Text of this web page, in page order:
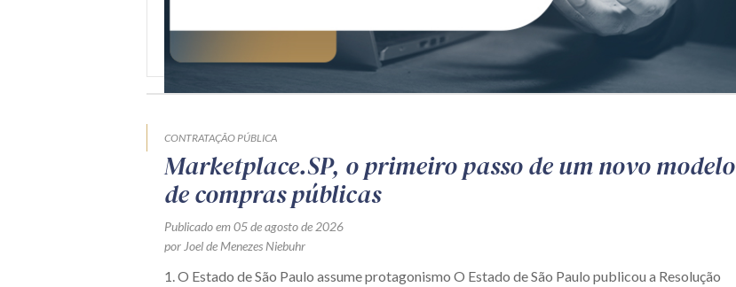
CONTRATAÇÃO PÚBLICA
Marketplace.SP, o primeiro passo de um novo modelo
de compras públicas
Publicado em 05 de agosto de 2026
por Joel de Menezes Niebuhr
1. O Estado de São Paulo assume protagonismo O Estado de São Paulo publicou a Resolução